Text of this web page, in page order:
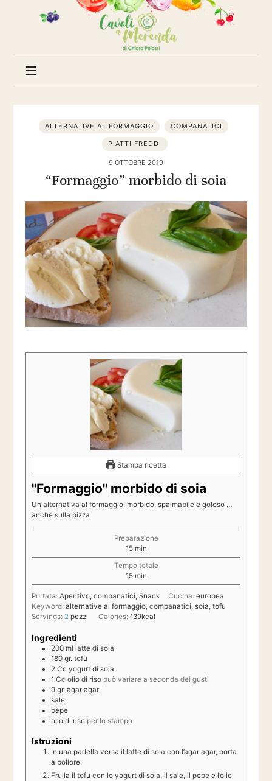
ALTERNATIVE AL FORMAGGIO COMPANATICI
PIATTI FREDDI
9 OTTOBRE 2019
“Formaggio” morbido di soia
Stampa ricetta
"Formaggio" morbido di soia
Un'alternativa al formaggio: morbido, spalmabile e goloso …
anche sulla pizza
Preparazione
15minuti
min
Tempo totale
15minuti
min
Portata: Aperitivo, companatici, Snack Cucina: europea
Keyword: alternative al formaggio, companatici, soia, tofu
Servings: 2 pezzi Calories: 139kcal
Ingredienti
200 ml latte di soia
180 gr. tofu
2 Cc yogurt di soia
1 Cc olio di riso può variare a seconda dei gusti
9 gr. agar agar
sale
pepe
olio di riso per lo stampo
Istruzioni
In una padella versa il latte di soia con l’agar agar, porta
a bollore.
Frulla il tofu con lo yogurt di soia, il sale, il pepe e l’olio